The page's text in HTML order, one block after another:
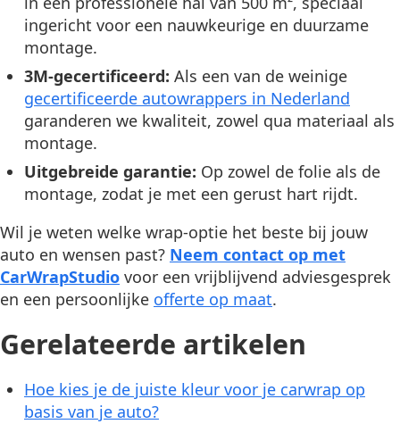
ingericht voor een nauwkeurige en duurzame
montage.
3M-gecertificeerd: Als een van de weinige
gecertificeerde autowrappers in Nederland
garanderen we kwaliteit, zowel qua materiaal als
montage.
Uitgebreide garantie: Op zowel de folie als de
montage, zodat je met een gerust hart rijdt.
Wil je weten welke wrap-optie het beste bij jouw
auto en wensen past? Neem contact op met
CarWrapStudio voor een vrijblijvend adviesgesprek
en een persoonlijke offerte op maat.
Gerelateerde artikelen
Hoe kies je de juiste kleur voor je carwrap op
basis van je auto?